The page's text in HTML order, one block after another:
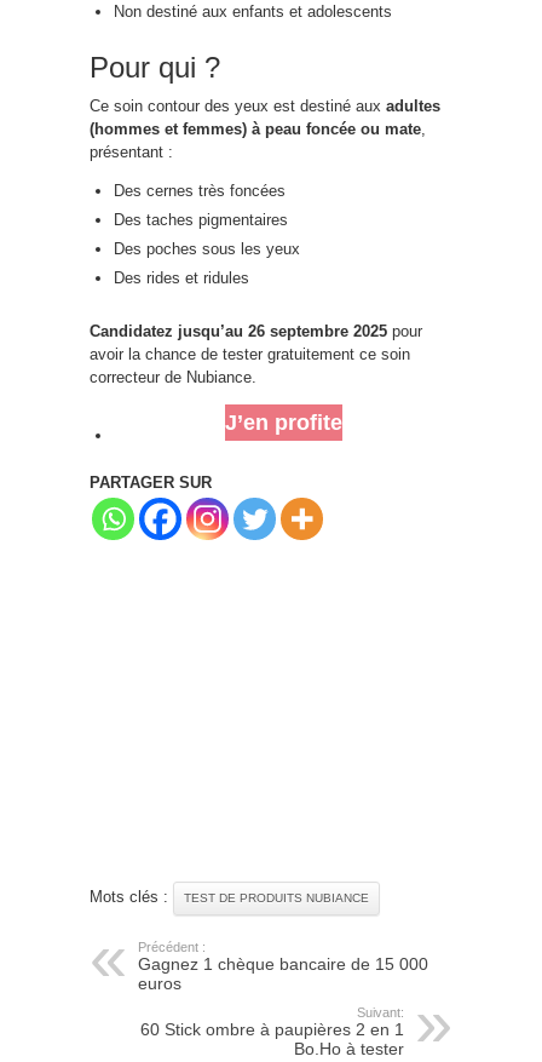
Non destiné aux enfants et adolescents
Pour qui ?
Ce soin contour des yeux est destiné aux adultes
(hommes et femmes) à peau foncée ou mate,
présentant :
Des cernes très foncées
Des taches pigmentaires
Des poches sous les yeux
Des rides et ridules
Candidatez jusqu’au 26 septembre 2025 pour
avoir la chance de tester gratuitement ce soin
correcteur de Nubiance.
J’en profite
PARTAGER SUR
Mots clés : TEST DE PRODUITS NUBIANCE
Précédent :
Gagnez 1 chèque bancaire de 15 000
euros
Suivant:
60 Stick ombre à paupières 2 en 1
Bo.Ho à tester